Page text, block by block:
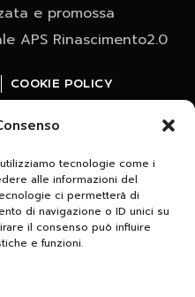
tecnologie come i
alle informazioni del
ci permetterà di
di navigazione o ID unici su
il consenso può influire
e funzioni.
e promossa
APS Rinascimento2.0
COOKIE POLICY